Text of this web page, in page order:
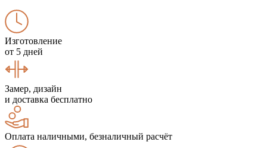
Изготовление
от 5 дней
Замер, дизайн
и доставка бесплатно
Оплата наличными, безналичный расчёт